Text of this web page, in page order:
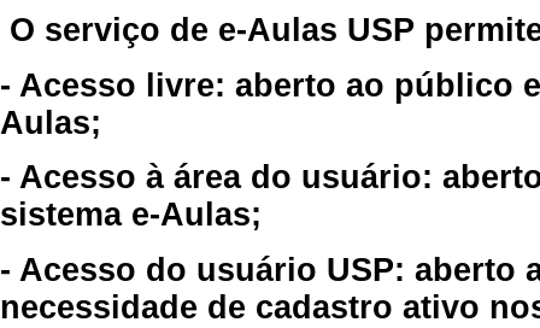
O serviço de e-Aulas USP
- Acesso livre: aberto ao público
Aulas;
- Acesso à área do usuário:
sistema e-Aulas;
- Acesso do usuário USP: aberto
necessidade de cadastro ativo